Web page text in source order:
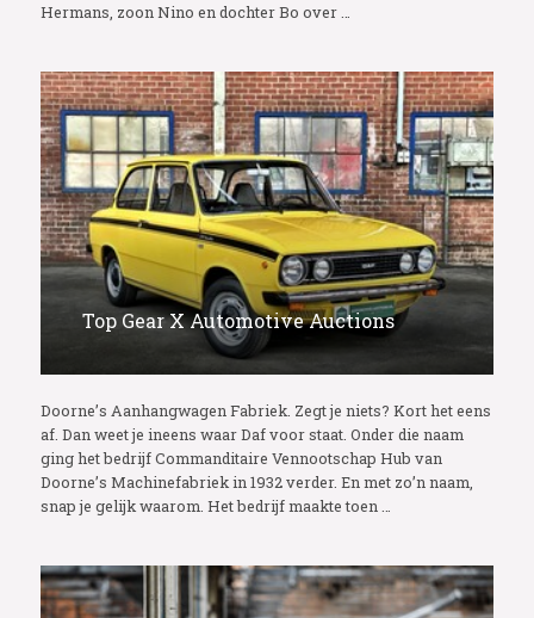
Hermans, zoon Nino en dochter Bo over …
Top Gear X Automotive Auctions
Doorne’s Aanhangwagen Fabriek. Zegt je niets? Kort het eens
af. Dan weet je ineens waar Daf voor staat. Onder die naam
ging het bedrijf Commanditaire Vennootschap Hub van
Doorne’s Machinefabriek in 1932 verder. En met zo’n naam,
snap je gelijk waarom. Het bedrijf maakte toen …